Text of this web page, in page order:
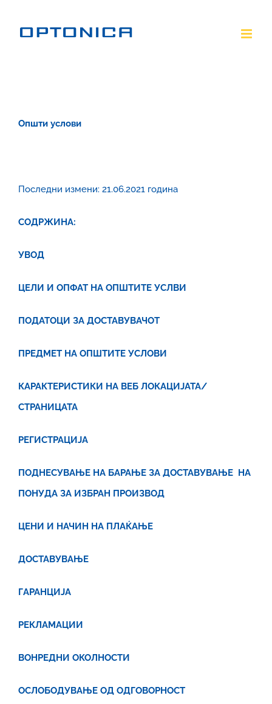
Општи услови
Последни измени: 21.06.2021 година
СОДРЖИНА:
УВОД
ЦЕЛИ И ОПФАТ НА ОПШТИТЕ УСЛВИ
ПОДАТОЦИ ЗА ДОСТАВУВАЧОТ
ПРЕДМЕТ НА ОПШТИТЕ УСЛОВИ
КАРАКТЕРИСТИКИ НА ВЕБ ЛОКАЦИЈАТА/
СТРАНИЦАТА
РЕГИСТРАЦИЈА
ПОДНЕСУВАЊЕ НА БАРАЊЕ ЗА ДОСТАВУВАЊЕ НА
ПОНУДА ЗА ИЗБРАН ПРОИЗВОД
ЦЕНИ И НАЧИН НА ПЛАЌАЊЕ
ДОСТАВУВАЊЕ
ГАРАНЦИЈА
РЕКЛАМАЦИИ
ВОНРЕДНИ ОКОЛНОСТИ
ОСЛОБОДУВАЊЕ ОД ОДГОВОРНОСТ